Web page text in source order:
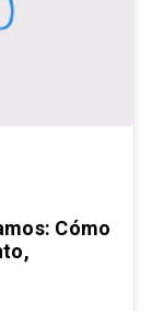
Cómo